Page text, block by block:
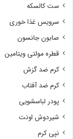
ست کالسکه
سرویس غذا خوری
صابون جانسون
قطره مولتی ویتامین
کرم ضد گزش
کرم ضد آفتاب
پودر لباسشویی
شیردوش اونت
نپی کرم